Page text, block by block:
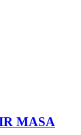
MASA